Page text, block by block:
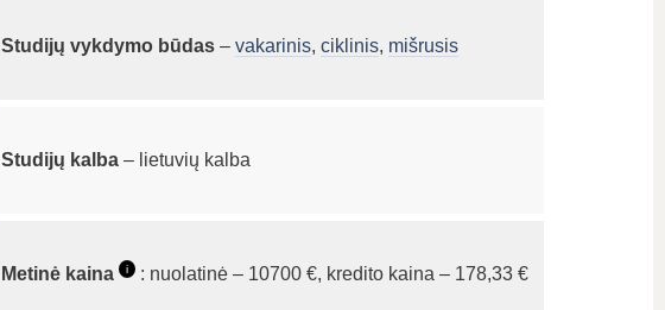
Studijų vykdymo būdas – vakarinis, ciklinis, mišrusis
Studijų kalba – lietuvių kalba
Metinė kaina i : nuolatinė – 10700 €, kredito kaina – 178,33 €